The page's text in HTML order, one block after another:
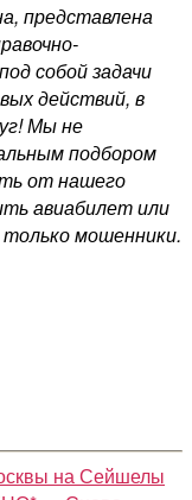
представлена
собой задачи
действий, в
Мы не
подбором
от нашего
авиабилет или
мошенники.
на Сейшелы